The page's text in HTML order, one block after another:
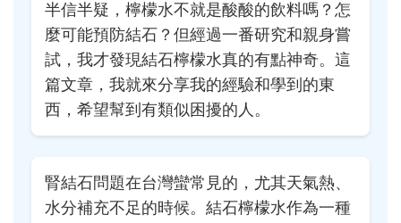
半信半疑，檸檬水不就是酸酸的飲料嗎？怎
麼可能預防結石？但經過一番研究和親身嘗
試，我才發現結石檸檬水真的有點神奇。這
篇文章，我就來分享我的經驗和學到的東
西，希望幫到有類似困擾的人。
腎結石問題在台灣蠻常見的，尤其天氣熱、
水分補充不足的時候。結石檸檬水作為一種